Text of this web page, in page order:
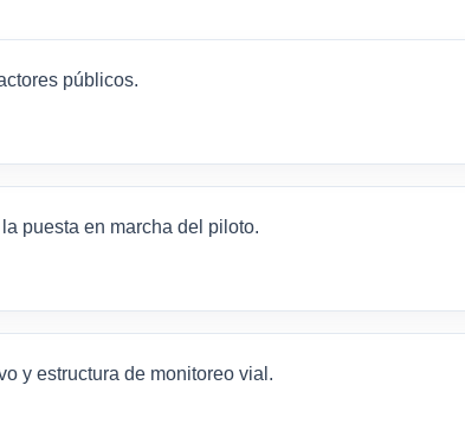
públicos.
puesta en marcha del piloto.
y estructura de monitoreo vial.